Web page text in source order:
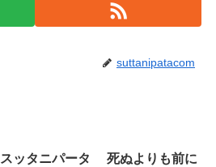
suttanipatacom
スッタニパータ 死ぬよりも前に